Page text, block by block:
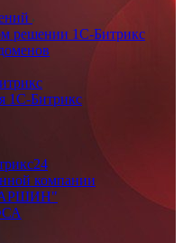
решении 1С-Битрикс
1С-Битрикс
компании